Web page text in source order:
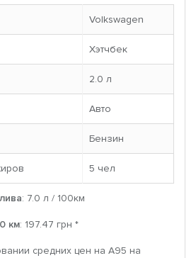
Volkswagen
Хэтчбек
2.0 л
Авто
Бензин
5 чел
: 7.0 л / 100км
км: 197.47 грн *
средних цен на A95 на